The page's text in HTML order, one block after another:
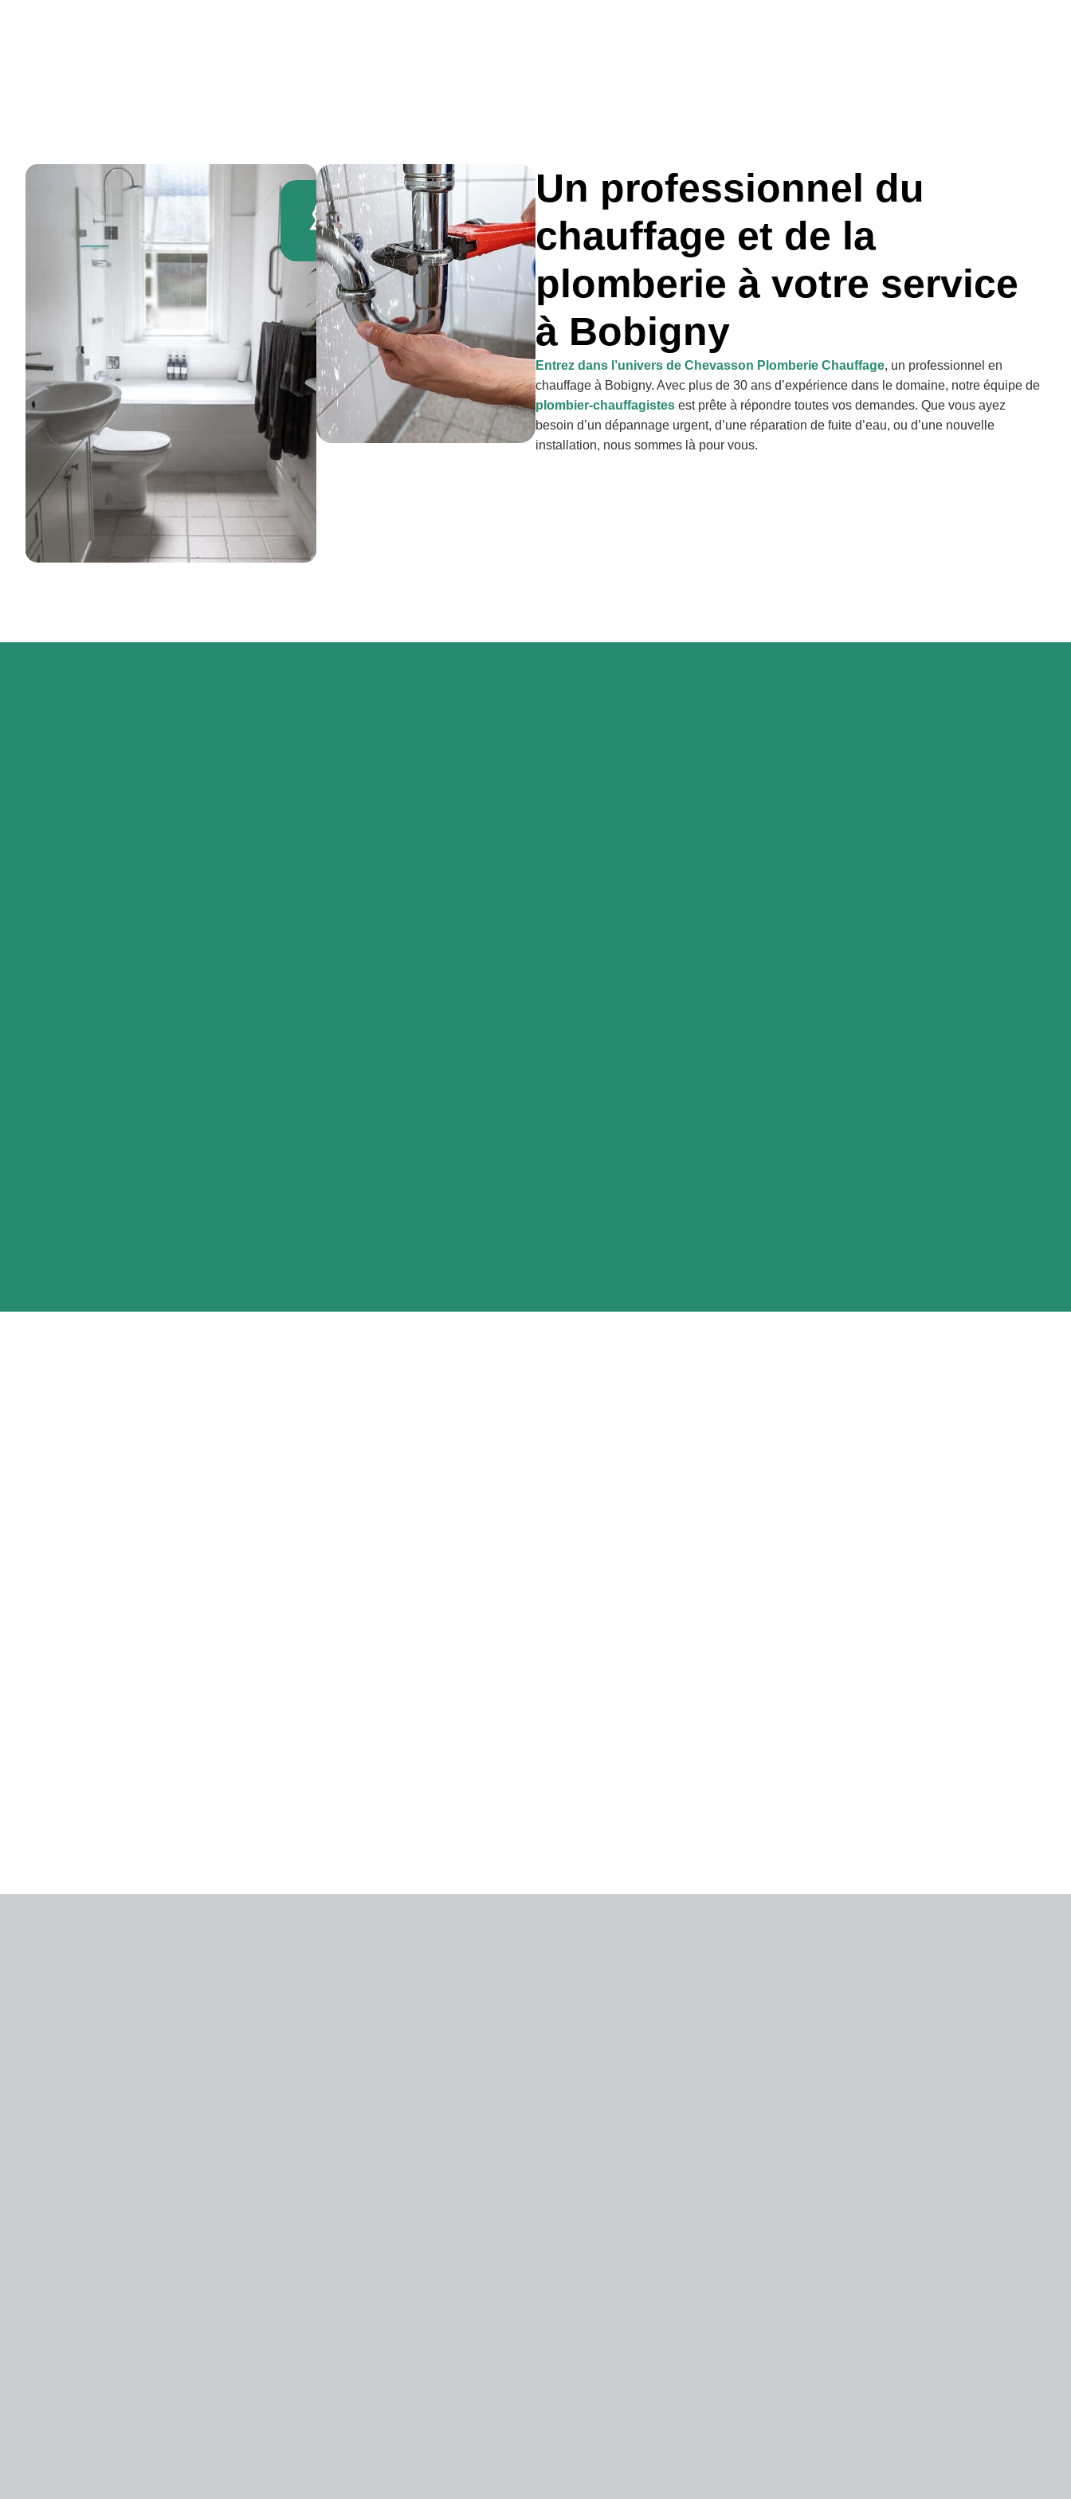
PLUS DE 30 ANS
D'EXPÉRIENCE
Un professionnel du
chauffage et de la
plomberie à votre service
à Bobigny
Entrez dans l’univers de Chevasson Plomberie Chauffage, un professionnel en
chauffage à Bobigny. Avec plus de 30 ans d’expérience dans le domaine, notre équipe de
plombier-chauffagistes est prête à répondre toutes vos demandes. Que vous ayez
besoin d’un dépannage urgent, d’une réparation de fuite d’eau, ou d’une nouvelle
installation, nous sommes là pour vous.